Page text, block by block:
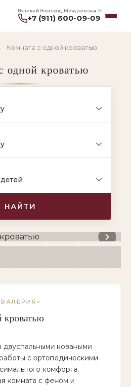
Великий Новгород, Мичуринская 14
+7 (911) 600-09-09
Комната с одной кроватью
одной кроватью
НАЙТИ
кроватью
коваными
с ортопедическими
комфорта.
комната с феном и